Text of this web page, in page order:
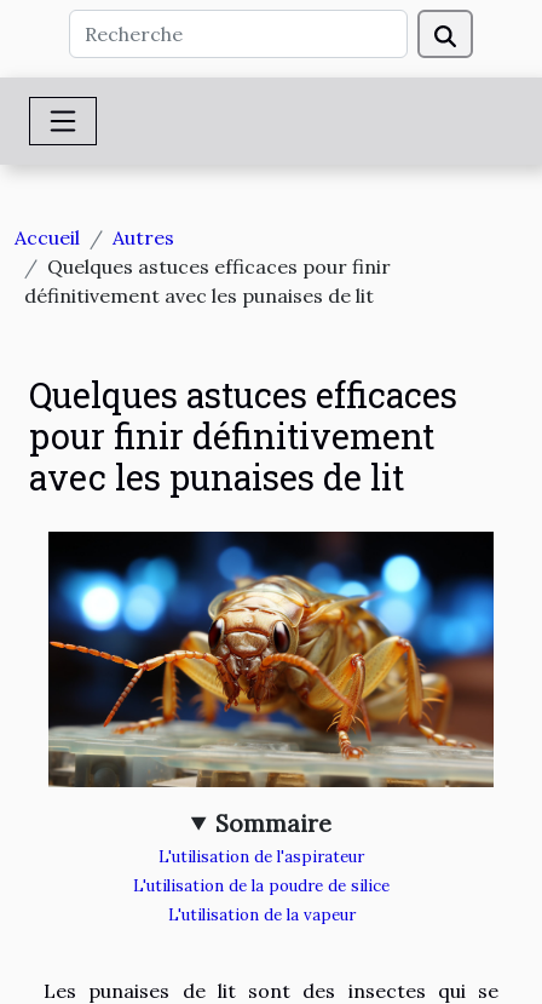
Accueil
Autres
Quelques astuces efficaces pour finir
définitivement avec les punaises de lit
Quelques astuces efficaces
pour finir définitivement
avec les punaises de lit
Sommaire
L'utilisation de l'aspirateur
L'utilisation de la poudre de silice
L'utilisation de la vapeur
Les punaises de lit sont des insectes qui se